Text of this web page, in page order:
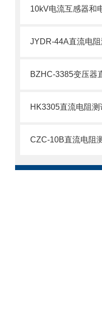
10kV电流互感器和
JYDR-44A直流电
HK3305直流电阻
CZC-10B直流电阻